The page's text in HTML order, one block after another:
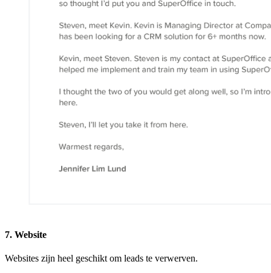
7. Website
Websites zijn heel geschikt om leads te verwerven.